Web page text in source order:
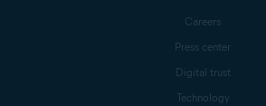
Careers
Press center
Digital trust
Technology